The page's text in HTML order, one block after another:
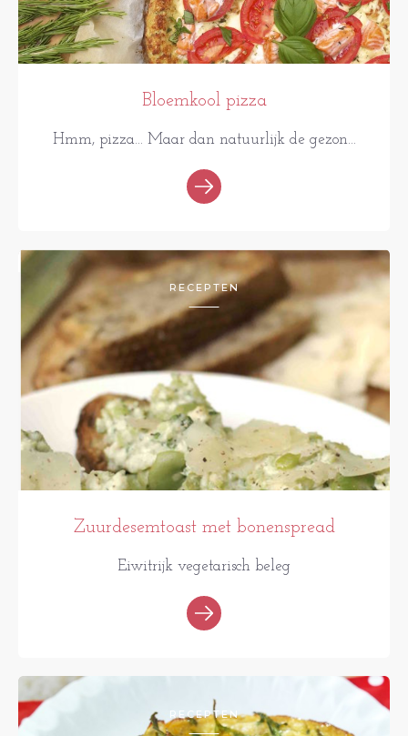
Bloemkool pizza
Hmm, pizza... Maar dan natuurlijk de gezon...
RECEPTEN
Zuurdesemtoast met bonenspread
Eiwitrijk vegetarisch beleg
RECEPTEN